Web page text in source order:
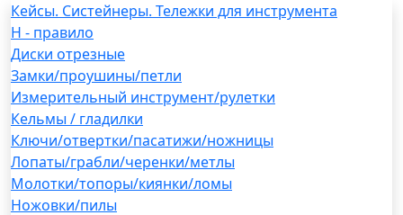
Кейсы. Систейнеры. Тележки для инструмента
H - правило
Диски отрезные
Замки/проушины/петли
Измерительный инструмент/рулетки
Кельмы / гладилки
Ключи/отвертки/пасатижи/ножницы
Лопаты/грабли/черенки/метлы
Молотки/топоры/киянки/ломы
Ножовки/пилы